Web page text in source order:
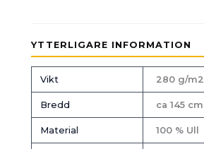
YTTERLIGARE INFORMATION
Vikt 280 g/m2
Bredd ca 145 cm
Material 100 % Ull